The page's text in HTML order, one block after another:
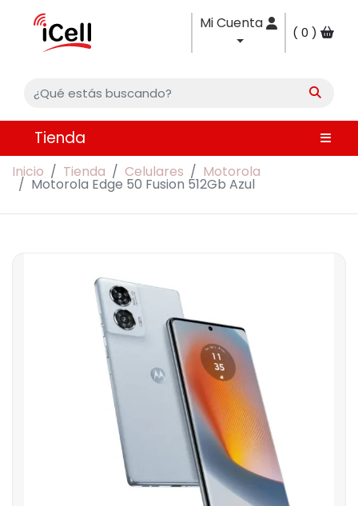
Mi Cuenta
0
Tienda
Inicio Tienda Celulares Motorola
Motorola Edge 50 Fusion 512Gb Azul